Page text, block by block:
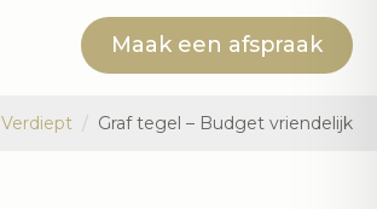
Maak een afspraak
Verdiept Graf tegel – Budget vriendelijk